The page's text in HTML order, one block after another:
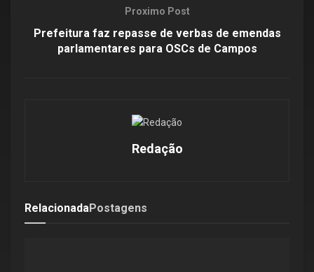
Proximo Post
Prefeitura faz repasse de verbas de emendas
parlamentares para OSCs de Campos
Redação
RelacionadaPostagens